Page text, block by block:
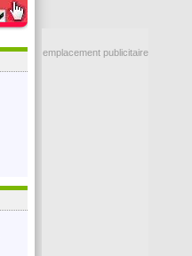
emplacement publicitaire